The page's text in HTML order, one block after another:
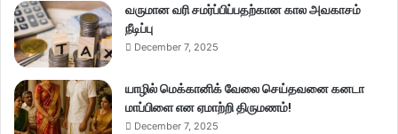
வருமான வரி சமர்ப்பிப்பதற்கான கால அவகாசம்
நீடிப்பு
December 7, 2025
யாழில் மெக்கானிக் வேலை செய்தவனை கனடா
மாப்பிளை என ஏமாற்றி திருமணம்!
December 7, 2025